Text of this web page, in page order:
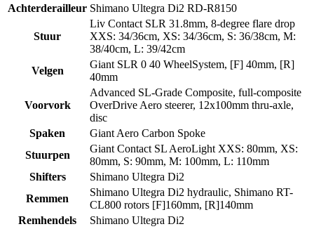
Achterderailleur Shimano Ultegra Di2 RD-R8150
Stuur
Liv Contact SLR 31.8mm, 8-degree flare drop
XXS: 34/36cm, XS: 34/36cm, S: 36/38cm, M:
38/40cm, L: 39/42cm
Velgen
Giant SLR 0 40 WheelSystem, [F] 40mm, [R]
40mm
Voorvork
Advanced SL-Grade Composite, full-composite
OverDrive Aero steerer, 12x100mm thru-axle,
disc
Spaken
Giant Aero Carbon Spoke
Stuurpen
Giant Contact SL AeroLight XXS: 80mm, XS:
80mm, S: 90mm, M: 100mm, L: 110mm
Shifters
Shimano Ultegra Di2
Remmen
Shimano Ultegra Di2 hydraulic, Shimano RT-
CL800 rotors [F]160mm, [R]140mm
Remhendels
Shimano Ultegra Di2